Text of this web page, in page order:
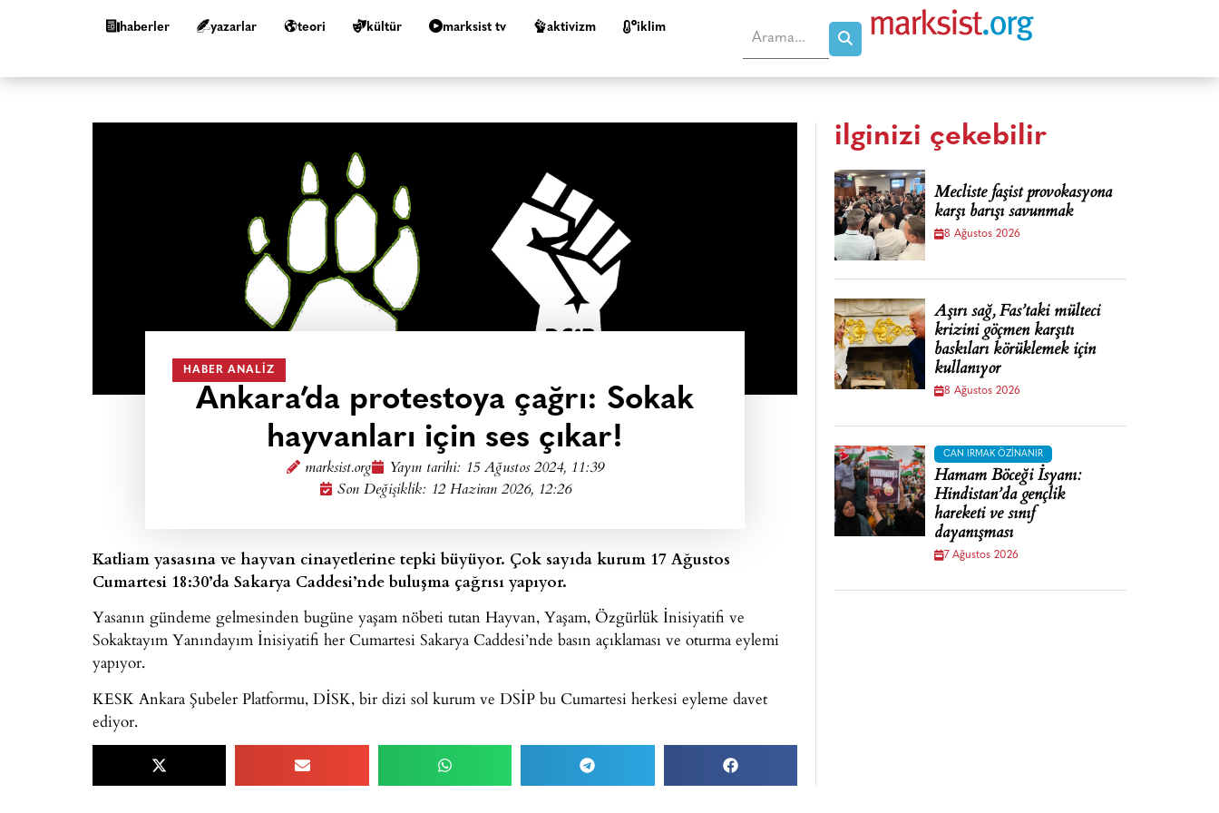
haberler yazarlar teori kültür marksist tv aktivizm i̇klim
HABER ANALIZ
Ankara’da protestoya çağrı: Sokak
hayvanları için ses çıkar!
marksist.org Yayın tarihi: 15 Ağustos 2024, 11:39
Son Değişiklik: 12 Haziran 2026, 12:26
Katliam yasasına ve hayvan cinayetlerine tepki büyüyor. Çok sayıda kurum 17 Ağustos
Cumartesi 18:30’da Sakarya Caddesi’nde buluşma çağrısı yapıyor.
Yasanın gündeme gelmesinden bugüne yaşam nöbeti tutan Hayvan, Yaşam, Özgürlük İnisiyatifi ve
Sokaktayım Yanındayım İnisiyatifi her Cumartesi Sakarya Caddesi’nde basın açıklaması ve oturma eylemi
yapıyor.
KESK Ankara Şubeler Platformu, DİSK, bir dizi sol kurum ve DSİP bu Cumartesi herkesi eyleme davet
ediyor.
ilginizi çekebilir
Mecliste faşist provokasyona
karşı barışı savunmak
8 Ağustos 2026
Aşırı sağ, Fas’taki mülteci
krizini göçmen karşıtı
baskıları körüklemek için
kullanıyor
8 Ağustos 2026
CAN IRMAK ÖZINANIR
Hamam Böceği İsyanı:
Hindistan’da gençlik
hareketi ve sınıf
dayanışması
7 Ağustos 2026